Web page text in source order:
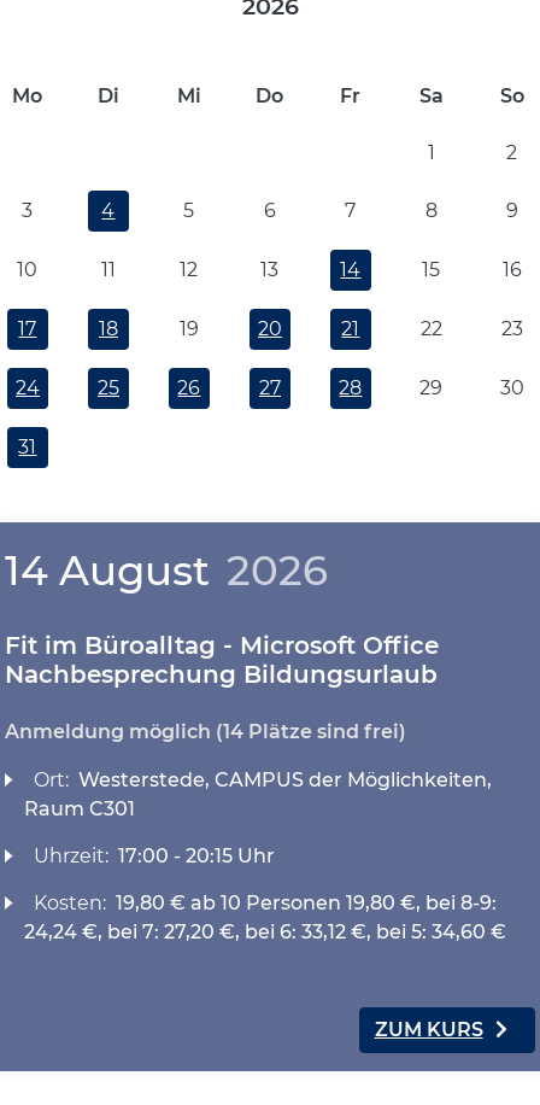
2026
Mo Di Mi Do Fr Sa So
1 2
3 4 5 6 7 8 9
10 11 12 13 14 15 16
17 18 19 20 21 22 23
24 25 26 27 28 29 30
31
14 August 2026
Fit im Büroalltag - Microsoft Office
Nachbesprechung Bildungsurlaub
Anmeldung möglich (14 Plätze sind frei)
Ort: Westerstede, CAMPUS der Möglichkeiten,
Raum C301
Uhrzeit: 17:00 - 20:15 Uhr
Kosten: 19,80 € ab 10 Personen 19,80 €, bei 8-9:
24,24 €, bei 7: 27,20 €, bei 6: 33,12 €, bei 5: 34,60 €
ZUM KURS